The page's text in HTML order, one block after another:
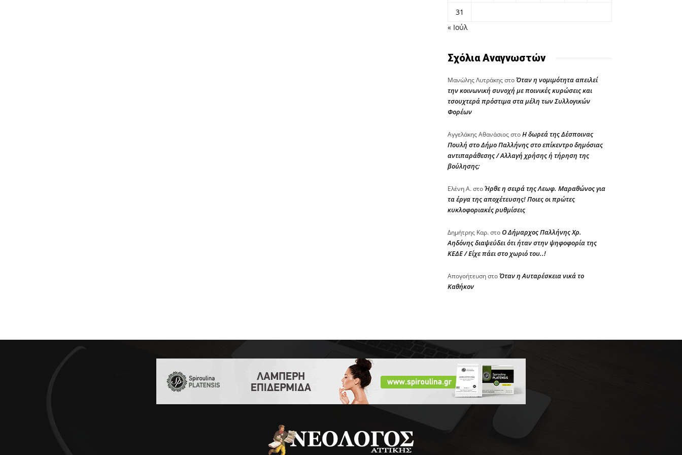
31
« Ιούλ
Σχόλια Αναγνωστών
Μανώλης ΛυτράκηςστοΌταν η νομιμότητα απειλεί
την κοινωνική συνοχή με ποινικές κυρώσεις και
τσουχτερά πρόστιμα στα μέλη των Συλλογικών
Φορέων
Αγγελάκης ΑθανάσιοςστοΗ δωρεά της Δέσποινας
Πουλή στο Δήμο Παλλήνης στο επίκεντρο δημόσιας
αντιπαράθεσης / Αλλαγή χρήσης ή τήρηση της
βούλησης;
Ελένη Α.στοΉρθε η σειρά της Λεωφ. Μαραθώνος για
τα έργα της αποχέτευσης! Ποιες οι πρώτες
κυκλοφοριακές ρυθμίσεις
Δημήτρης Καρ.στοΟ Δήμαρχος Παλλήνης Χρ.
Αηδόνης διαψεύδει ότι ήταν στην ψηφοφορία της
ΚΕΔΕ / Είχε πάει στο χωριό του..!
ΑπογοήτευσηστοΌταν η Αυταρέσκεια νικά το
Καθήκον